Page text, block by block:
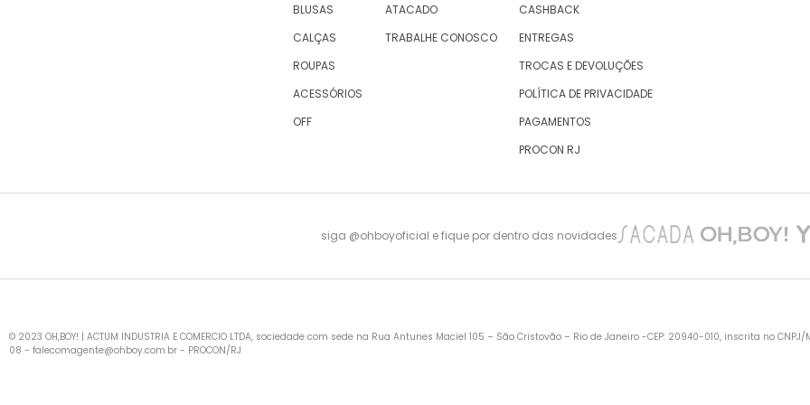
BLUSAS
CALÇAS
ROUPAS
ACESSÓRIOS
OFF
ATACADO
TRABALHE CONOSCO
CASHBACK
ENTREGAS
TROCAS E DEVOLUÇÕES
POLÍTICA DE PRIVACIDADE
PAGAMENTOS
PROCON RJ
siga @ohboyoficial e fique por dentro das novidades
© 2023 OH,BOY! | ACTUM INDUSTRIA E COMERCIO LTDA, sociedade com sede na Rua Antunes Maciel 105 – São Cristovão – Rio de Janeiro -CEP: 20940-010, inscrita no
08 - falecomagente@ohboy.com.br - PROCON/RJ